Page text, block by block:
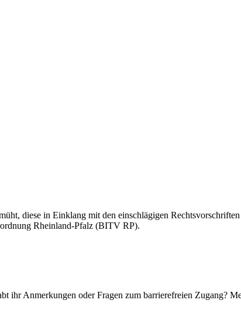
diese in Einklang mit den einschlägigen
Rheinland-Pfalz (BITV RP).
ihr Anmerkungen oder Fragen zum barrierefreien Zugang?